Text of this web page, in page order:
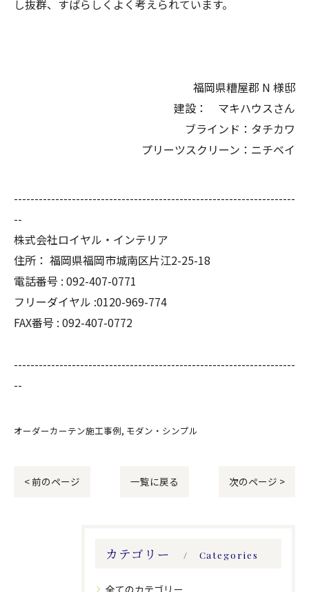
し抜群、すばらしくよく考えられています。
福岡県糟屋郡 N 様邸
建設： マキハウスさん
ブラインド：タチカワ
プリーツスクリーン：ニチベイ
--------------------------------------------------------------------
--
株式会社ロイヤル・インテリア
住所： 福岡県福岡市城南区片江2-25-18
電話番号 : 092-407-0771
フリーダイヤル :0120-969-774
FAX番号 : 092-407-0772
--------------------------------------------------------------------
--
オーダーカーテン施工事例 モダン・シンプル
< 前のページ 一覧に戻る 次のページ >
カテゴリー Categories
全てのカテゴリー